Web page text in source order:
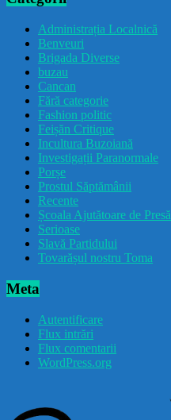
Administrația Localnică
Benveuri
Brigada Diverse
buzau
Cancan
Fără categorie
Fashion politic
Feișăn Critique
Incultura Buzoiană
Investigații Paranormale
Porșe
Prostul Săptămânii
Recente
Școala Ajutătoare de Presă
Serioase
Slavă Partidului
Tovarășul nostru Toma
Meta
Autentificare
Flux intrări
Flux comentarii
WordPress.org